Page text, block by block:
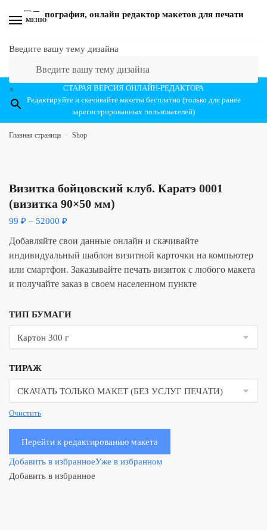
МЕНЮ
Введите вашу тему дизайна
×
СТАРАЯ ВЕРСИЯ ОНЛАЙН-РЕДАКТОРА
Редактируйте и скачивайте макеты бесплатно (только для ранее
зарегистрированных пользователей)
Главная страница » Shop
Визитка бойцовский клуб. Каратэ 0001
(визитка 90×50 мм)
99 ₽ – 52000 ₽
Добавляйте свои данные онлайн и скачивайте
индивидуальный шаблон визитной карточки на компьютер
или смартфон. Заказывайте печать визиток с любого макета
и получайте заказ в своем населенном пункте
ТИП БУМАГИ
ТИРАЖ
Очистить
Перейти к редактированию макета
Добавить в избранноеУже в избранном
Добавить в избранное